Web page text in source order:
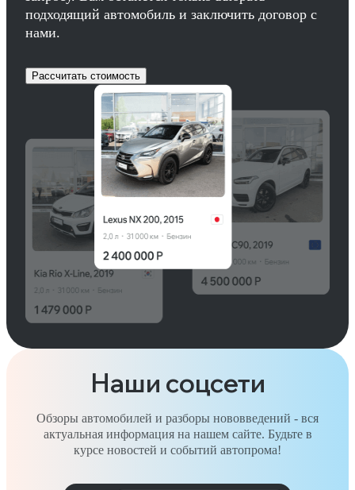
подходящий автомобиль и заключить договор с
нами.
Рассчитать стоимость
Наши соцсети
Обзоры автомобилей и разборы нововведений - вся
актуальная информация на нашем сайте. Будьте в
курсе новостей и событий автопрома!